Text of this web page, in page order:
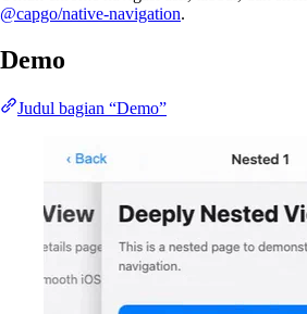
@capgo/native-navigation.
Demo
Judul bagian “Demo”